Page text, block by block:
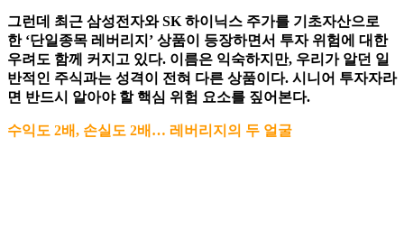
그런데 최근 삼성전자와 SK 하이닉스 주가를 기초자산으로
한 ‘단일종목 레버리지’ 상품이 등장하면서 투자 위험에 대한
우려도 함께 커지고 있다. 이름은 익숙하지만, 우리가 알던 일
반적인 주식과는 성격이 전혀 다른 상품이다. 시니어 투자자라
면 반드시 알아야 할 핵심 위험 요소를 짚어본다.
수익도 2배, 손실도 2배… 레버리지의 두 얼굴